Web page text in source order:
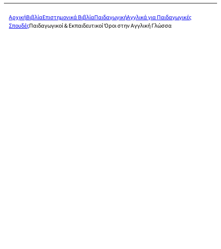
ΑρχικήΒιβλίαΕπιστημονικά ΒιβλίαΠαιδαγωγικήΑγγλικά για Παιδαγωγικές
ΣπουδέςΠαιδαγωγικοί & Εκπαιδευτικοί Όροι στην Αγγλική Γλώσσα